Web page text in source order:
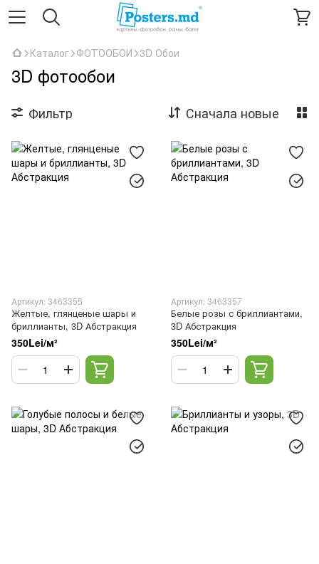
Каталог ФОТООБОИ 3D Обои
3D фотообои
Фильтр Сначала новые
Артикул: 3463355
Желтые, глянценые шары и
бриллианты, 3D Абстракция
350Lei/м²
Артикул: 3463357
Белые розы с бриллиантами,
3D Абстракция
350Lei/м²